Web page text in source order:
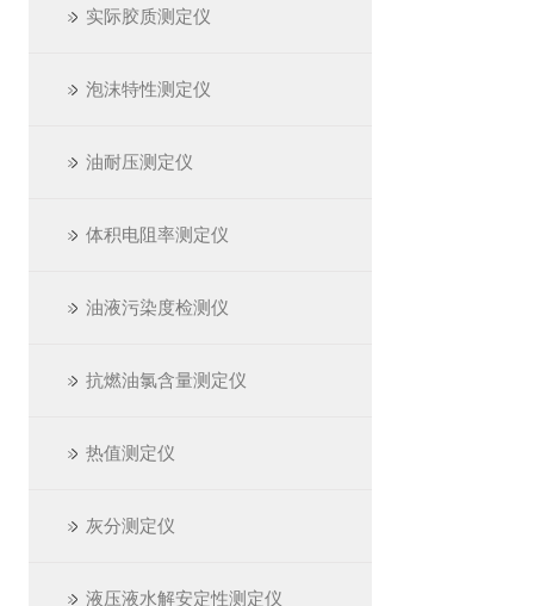
实际胶质测定仪
泡沫特性测定仪
油耐压测定仪
体积电阻率测定仪
油液污染度检测仪
抗燃油氯含量测定仪
热值测定仪
灰分测定仪
液压液水解安定性测定仪